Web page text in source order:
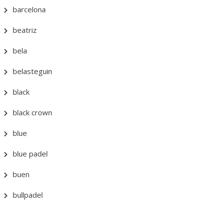
barcelona
beatriz
bela
belasteguin
black
black crown
blue
blue padel
buen
bullpadel